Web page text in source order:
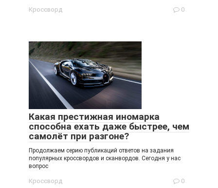
Кроссворд 0
Какая престижная иномарка
способна ехать даже быстрее, чем
самолёт при разгоне?
Продолжаем серию публикаций ответов на задания
популярных кроссвордов и сканвордов. Сегодня у нас
вопрос
Кроссворд 0